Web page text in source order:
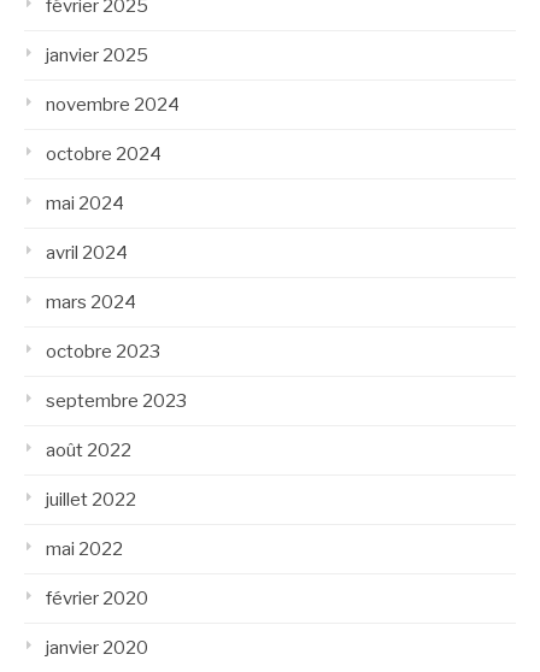
février 2025
janvier 2025
novembre 2024
octobre 2024
mai 2024
avril 2024
mars 2024
octobre 2023
septembre 2023
août 2022
juillet 2022
mai 2022
février 2020
janvier 2020